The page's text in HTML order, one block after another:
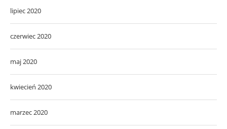
lipiec 2020
czerwiec 2020
maj 2020
kwiecień 2020
marzec 2020